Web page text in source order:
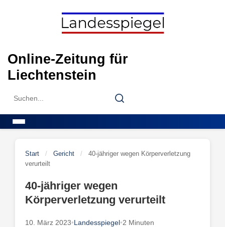
Online-Zeitung für
Liechtenstein
Search
Search
Start / Gericht /
40-jähriger wegen Körperverletzung
verurteilt
40-jähriger wegen
Körperverletzung verurteilt
10. März 2023•Landesspiegel•2 Minuten